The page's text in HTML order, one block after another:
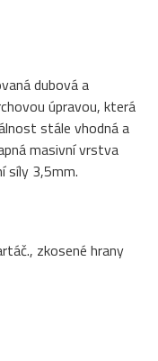
dubová a
úpravou, která
stále vhodná a
masivní vrstva
síly 3,5mm.
zkosené hrany